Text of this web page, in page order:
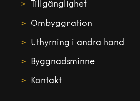
Tillgänglighet
Ombyggnation
Uthyrning i andra hand
Byggnadsminne
Kontakt